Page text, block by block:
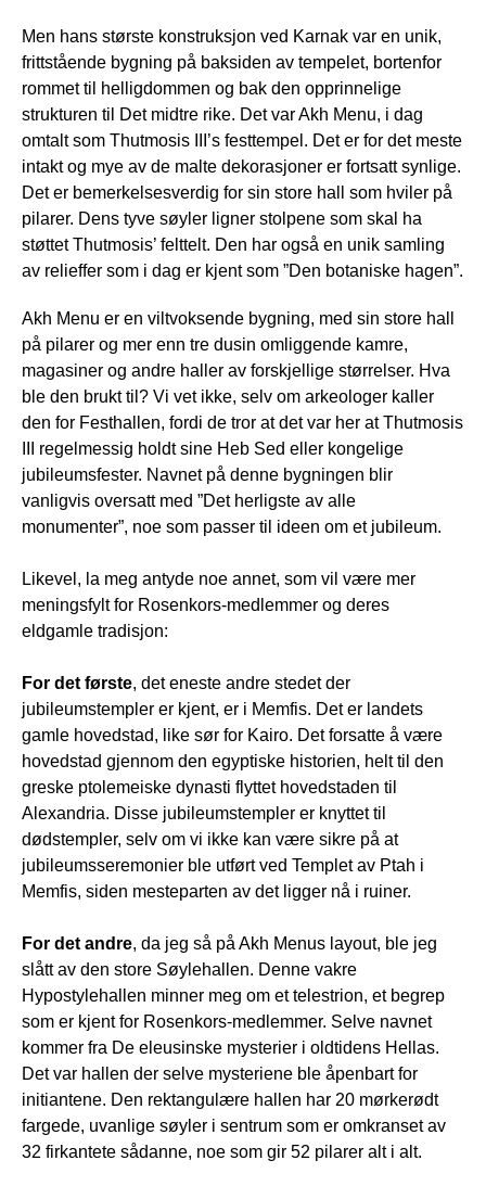
Men hans største konstruksjon ved Karnak var en unik,
frittstående bygning på baksiden av tempelet, bortenfor
rommet til helligdommen og bak den opprinnelige
strukturen til Det midtre rike. Det var Akh Menu, i dag
omtalt som Thutmosis III’s festtempel. Det er for det meste
intakt og mye av de malte dekorasjoner er fortsatt synlige.
Det er bemerkelsesverdig for sin store hall som hviler på
pilarer. Dens tyve søyler ligner stolpene som skal ha
støttet Thutmosis’ felttelt. Den har også en unik samling
av relieffer som i dag er kjent som ”Den botaniske hagen”.
Akh Menu er en viltvoksende bygning, med sin store hall
på pilarer og mer enn tre dusin omliggende kamre,
magasiner og andre haller av forskjellige størrelser. Hva
ble den brukt til? Vi vet ikke, selv om arkeologer kaller
den for Festhallen, fordi de tror at det var her at Thutmosis
III regelmessig holdt sine Heb Sed eller kongelige
jubileumsfester. Navnet på denne bygningen blir
vanligvis oversatt med ”Det herligste av alle
monumenter”, noe som passer til ideen om et jubileum.
Likevel, la meg antyde noe annet, som vil være mer
meningsfylt for Rosenkors-medlemmer og deres
eldgamle tradisjon:
For det første, det eneste andre stedet der
jubileumstempler er kjent, er i Memfis. Det er landets
gamle hovedstad, like sør for Kairo. Det forsatte å være
hovedstad gjennom den egyptiske historien, helt til den
greske ptolemeiske dynasti flyttet hovedstaden til
Alexandria. Disse jubileumstempler er knyttet til
dødstempler, selv om vi ikke kan være sikre på at
jubileumsseremonier ble utført ved Templet av Ptah i
Memfis, siden mesteparten av det ligger nå i ruiner.
For det andre, da jeg så på Akh Menus layout, ble jeg
slått av den store Søylehallen. Denne vakre
Hypostylehallen minner meg om et telestrion, et begrep
som er kjent for Rosenkors-medlemmer. Selve navnet
kommer fra De eleusinske mysterier i oldtidens Hellas.
Det var hallen der selve mysteriene ble åpenbart for
initiantene. Den rektangulære hallen har 20 mørkerødt
fargede, uvanlige søyler i sentrum som er omkranset av
32 firkantete sådanne, noe som gir 52 pilarer alt i alt.